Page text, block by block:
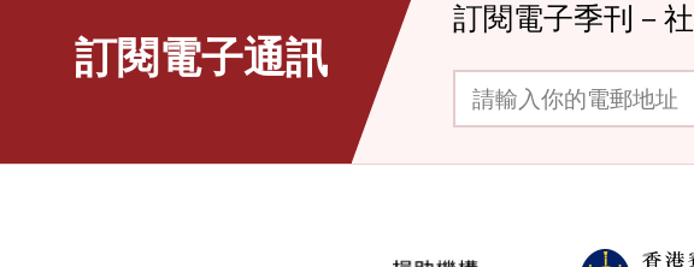
訂閱電子通訊
訂閱電子季刊－
請輸入你的電郵地址